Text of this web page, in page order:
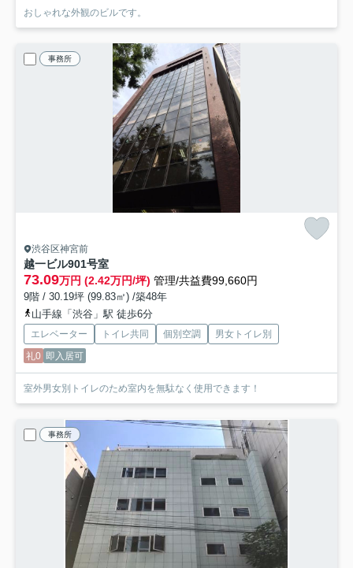
おしゃれな外観のビルです。
事務所
渋谷区神宮前
越一ビル901号室
73.09万円 (2.42万円/坪) 管理/共益費99,660円
9階 / 30.19坪 (99.83㎡) /築48年
山手線「渋谷」駅 徒歩6分
エレベーター トイレ共同 個別空調
男女トイレ別
礼0 即入居可
室外男女別トイレのため室内を無駄なく使用できます！
事務所